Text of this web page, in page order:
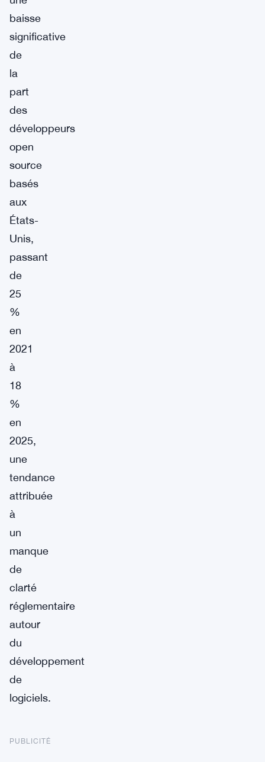
baisse
significative
de
la
part
des
développeurs
open
source
basés
aux
États-
Unis,
passant
de
25
%
en
2021
à
18
%
en
2025,
une
tendance
attribuée
à
un
manque
de
clarté
réglementaire
autour
du
développement
de
logiciels.
PUBLICITÉ